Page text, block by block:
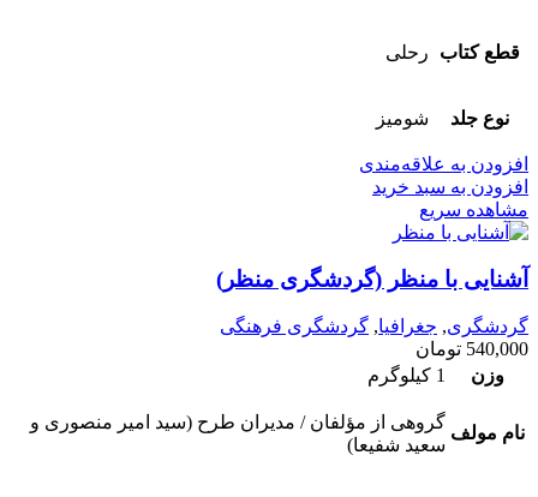
قطع کتاب رحلی
نوع جلد شومیز
افزودن به علاقه‌مندی
افزودن به سبد خرید
مشاهده سریع
آشنایی با منظر (گردشگری منظر)
گردشگری, جغرافیا, گردشگری فرهنگی
540,000 تومان
وزن
1 کیلوگرم
نام مولف
گروهی از مؤلفان / مدیران طرح (سید امیر منصوری و
سعید شفیعا)